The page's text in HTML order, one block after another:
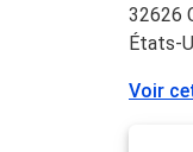
32626
États-
Voir